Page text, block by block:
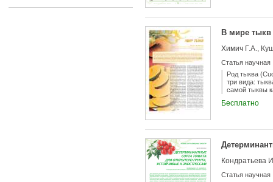
В мире тыкв
Химич Г.А.,
Статья научная
Род тыква
три вида:
самой тыквы
сорта
Бесплатно
Кондратьева
Статья научная